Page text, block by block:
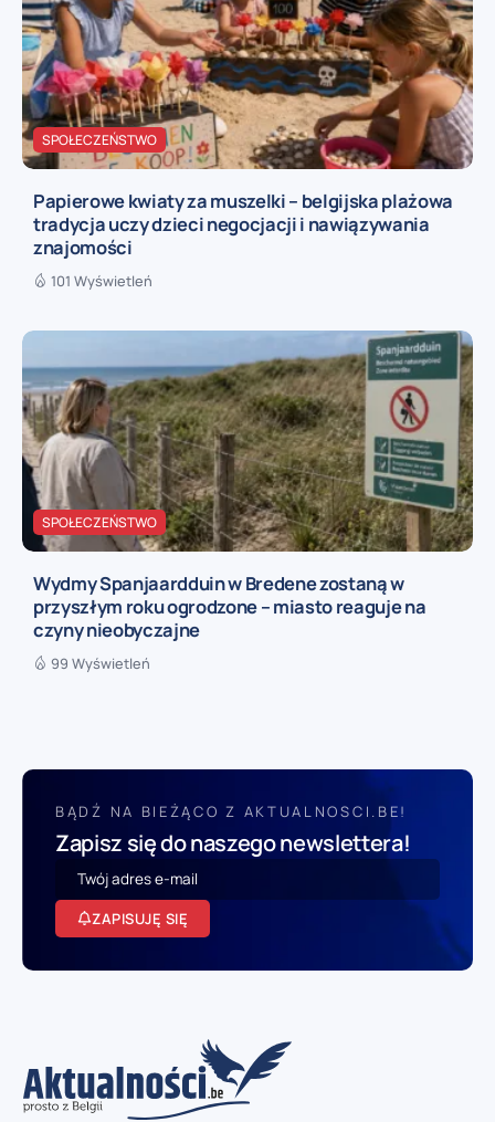
SPOŁECZEŃSTWO
Papierowe kwiaty za muszelki – belgijska plażowa
tradycja uczy dzieci negocjacji i nawiązywania
znajomości
101 Wyświetleń
SPOŁECZEŃSTWO
Wydmy Spanjaardduin w Bredene zostaną w
przyszłym roku ogrodzone – miasto reaguje na
czyny nieobyczajne
99 Wyświetleń
BĄDŹ NA BIEŻĄCO Z AKTUALNOSCI.BE!
Zapisz się do naszego newslettera!
ZAPISUJĘ SIĘ